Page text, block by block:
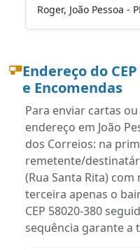
Roger, João Pessoa -
Endereço do
e Encomendas
Para enviar cartas
endereço em João
dos Correios: na
remetente/
(Rua Santa Rita)
terceira apenas o
CEP 58020-380
sequência garante a